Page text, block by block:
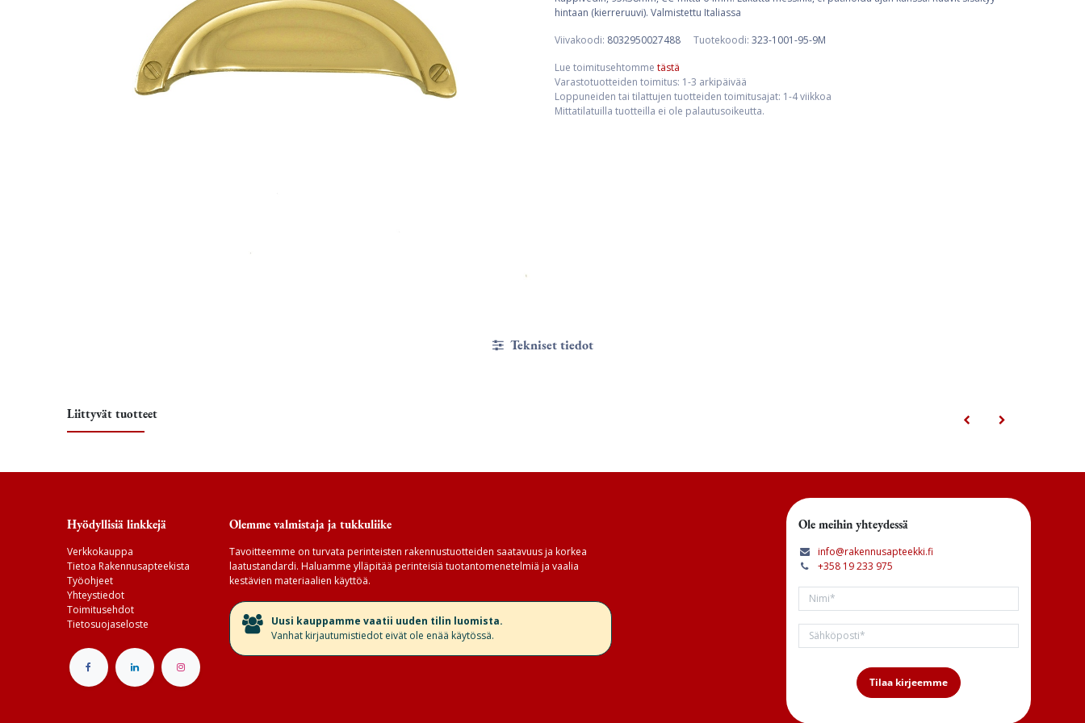
hintaan (kierreruuvi). Valmistettu Italiassa
Viivakoodi: 8032950027488 Tuotekoodi: 323-1001-95-9M
Lue toimitusehtomme tästä
Varastotuotteiden toimitus: 1-3 arkipäivää
Loppuneiden tai tilattujen tuotteiden toimitusajat: 1-4 viikkoa
Mittatilatuilla tuotteilla ei ole palautusoikeutta.
Tekniset tiedot
Liittyvät tuotteet
Hyödyllisiä linkkejä
Verkkokauppa
Tietoa Rakennusapteekista
Työohjeet
Yhteystiedot
Toimitusehdot
Tietosuojaseloste
Olemme valmistaja ja tukkuliike
Tavoitteemme on turvata perinteisten rakennustuotteiden saatavuus ja korkea
laatustandardi. Haluamme ylläpitää perinteisiä tuotantomenetelmiä ja vaalia
kestävien materiaalien käyttöä.
​Uusi kauppamme vaatii uuden tilin luomista.
Vanhat kirjautumistiedot eivät ole enää käytössä.
Ole meihin yhteydessä
info@rakennusapteekki.fi
+358 19 233 975
Tilaa kirjeemme